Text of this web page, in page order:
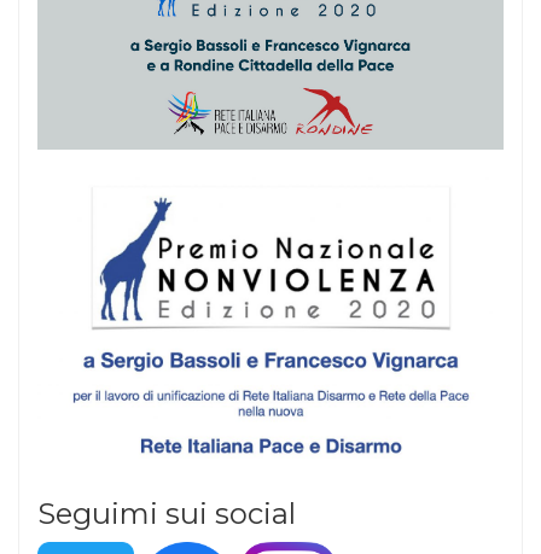
Seguimi sui social